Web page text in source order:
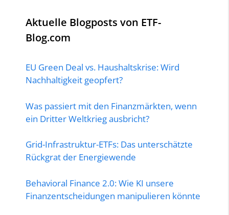
Aktuelle Blogposts von ETF-
Blog.com
EU Green Deal vs. Haushaltskrise: Wird
Nachhaltigkeit geopfert?
Was passiert mit den Finanzmärkten, wenn
ein Dritter Weltkrieg ausbricht?
Grid-Infrastruktur-ETFs: Das unterschätzte
Rückgrat der Energiewende
Behavioral Finance 2.0: Wie KI unsere
Finanzentscheidungen manipulieren könnte